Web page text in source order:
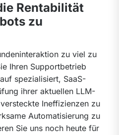
Rentabilität
zu
zu viel zu
Ihren Supportbetrieb
spezialisiert, SaaS-
ihrer aktuellen LLM-
Ineffizienzen zu
Automatisierung zu
Sie uns noch heute für